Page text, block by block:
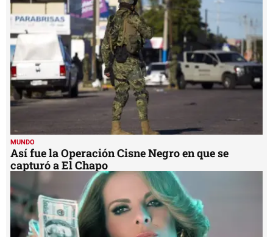
minute,
19
seconds
MUNDO
Así fue la Operación Cisne Negro en que se
capturó a El Chapo